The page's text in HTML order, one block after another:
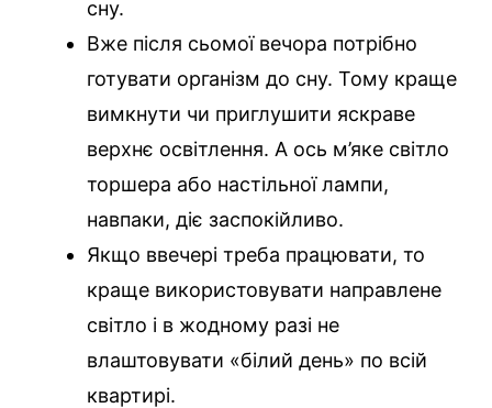
сну.
Вже після сьомої вечора потрібно
готувати організм до сну. Тому краще
вимкнути чи приглушити яскраве
верхнє освітлення. А ось м’яке світло
торшера або настільної лампи,
навпаки, діє заспокійливо.
Якщо ввечері треба працювати, то
краще використовувати направлене
світло і в жодному разі не
влаштовувати «білий день» по всій
квартирі.